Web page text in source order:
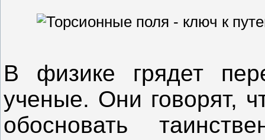
В физике грядет
ученые. Они говорят,
обосновать